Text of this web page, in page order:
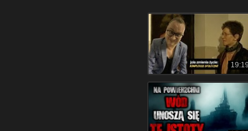
19:19